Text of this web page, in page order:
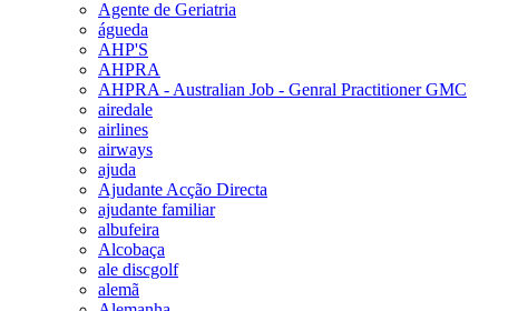
Agente de Geriatria
águeda
AHP'S
AHPRA
AHPRA - Australian Job - Genral Practitioner GMC
airedale
airlines
airways
ajuda
Ajudante Acção Directa
ajudante familiar
albufeira
Alcobaça
ale discgolf
alemã